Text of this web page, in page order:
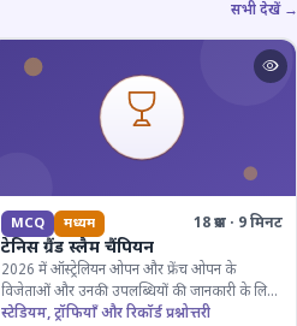
सभी देखें →
MCQ मध्यम 18 प्रश्न · 9 मिनट
टेनिस ग्रैंड स्लैम चैंपियन
2026 में ऑस्ट्रेलियन ओपन और फ्रेंच ओपन के
विजेताओं और उनकी उपलब्धियों की जानकारी के लिए
क्विज़।
स्टेडियम, ट्रॉफियाँ और रिकॉर्ड प्रश्नोत्तरी